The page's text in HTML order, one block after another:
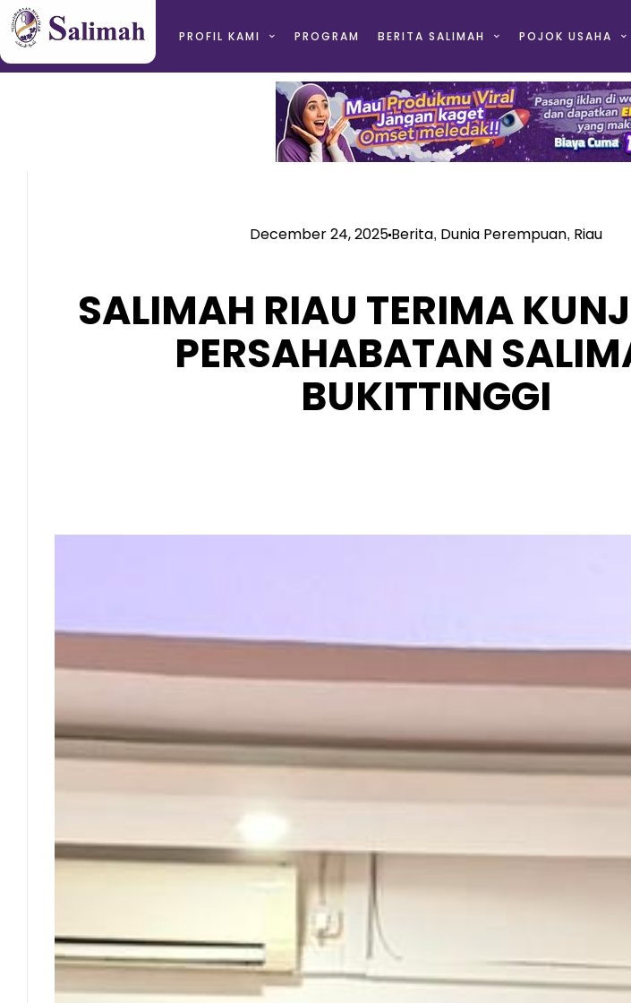
PROFIL KAMI PROGRAM BERITA SALIMAH POJOK USAHA
December 24, 2025Berita, Dunia Perempuan, Riau
SALIMAH RIAU TERIMA
PERSAHABATAN
BUKITTINGGI